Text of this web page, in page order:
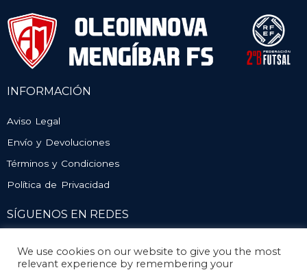
INFORMACIÓN
Aviso Legal
Envío y Devoluciones
Términos y Condiciones
Política de Privacidad
SÍGUENOS EN REDES
We use cookies on our website to give you the most
relevant experience by remembering your